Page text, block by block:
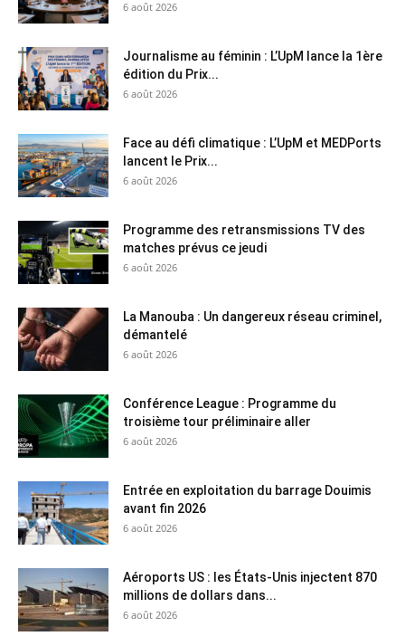
6 août 2026
Journalisme au féminin : L’UpM lance la 1ère
édition du Prix...
6 août 2026
Face au défi climatique : L’UpM et MEDPorts
lancent le Prix...
6 août 2026
Programme des retransmissions TV des
matches prévus ce jeudi
6 août 2026
La Manouba : Un dangereux réseau criminel,
démantelé
6 août 2026
Conférence League : Programme du
troisième tour préliminaire aller
6 août 2026
Entrée en exploitation du barrage Douimis
avant fin 2026
6 août 2026
Aéroports US : les États-Unis injectent 870
millions de dollars dans...
6 août 2026